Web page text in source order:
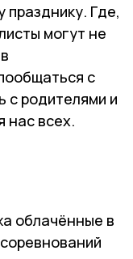
Где,
могут не
с
с родителями и
нас всех.
облачённые в